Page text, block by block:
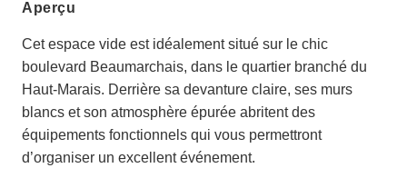
aperçu
Cet espace vide est idéalement situé sur le chic
boulevard Beaumarchais, dans le quartier branché du
Haut-Marais. Derrière sa devanture claire, ses murs
blancs et son atmosphère épurée abritent des
équipements fonctionnels qui vous permettront
d’organiser un excellent événement.